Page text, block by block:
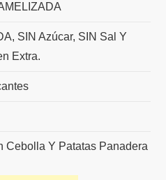
SIN Azúcar, SIN Sal Y
Extra.
Cebolla Y Patatas Panadera